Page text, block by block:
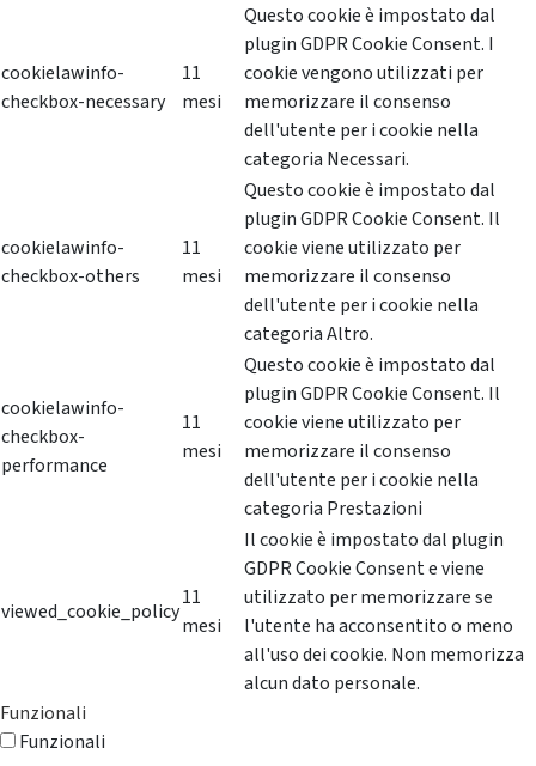
cookielawinfo-
checkbox-necessary
11
mesi
Questo cookie è impostato dal
plugin GDPR Cookie Consent. I
cookie vengono utilizzati per
memorizzare il consenso
dell'utente per i cookie nella
categoria Necessari.
cookielawinfo-
checkbox-others
11
mesi
Questo cookie è impostato dal
plugin GDPR Cookie Consent. Il
cookie viene utilizzato per
memorizzare il consenso
dell'utente per i cookie nella
categoria Altro.
cookielawinfo-
checkbox-
performance
11
mesi
Questo cookie è impostato dal
plugin GDPR Cookie Consent. Il
cookie viene utilizzato per
memorizzare il consenso
dell'utente per i cookie nella
categoria Prestazioni
viewed_cookie_policy
11
mesi
Il cookie è impostato dal plugin
GDPR Cookie Consent e viene
utilizzato per memorizzare se
l'utente ha acconsentito o meno
all'uso dei cookie. Non memorizza
alcun dato personale.
Funzionali
Funzionali